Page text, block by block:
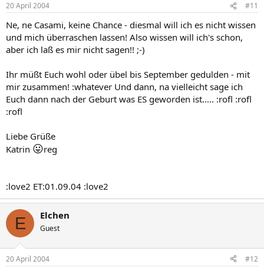
20 April 2004 #11
Ne, ne Casami, keine Chance - diesmal will ich es nicht wissen
und mich überraschen lassen! Also wissen will ich's schon,
aber ich laß es mir nicht sagen!! ;-)
Ihr müßt Euch wohl oder übel bis September gedulden - mit
mir zusammen! :whatever Und dann, na vielleicht sage ich
Euch dann nach der Geburt was ES geworden ist..... :rofl :rofl
:rofl
Liebe Grüße
Katrin 😛reg
:love2 ET:01.09.04 :love2
E Elchen
Guest
20 April 2004 #12